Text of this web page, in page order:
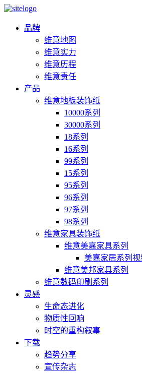
品牌
维意地图
维意实力
维意历程
维意责任
产品
维意地板装饰纸
10000系列
30000系列
18系列
16系列
99系列
15系列
95系列
96系列
97系列
98系列
维意家具装饰纸
维意美嘉家具系列
美嘉家居系列视
维意美邦家具系列
维意数码印刷系列
灵感
生命态进化
物质性回响
时空的重构叙事
下载
趋势分享
宣传杂志